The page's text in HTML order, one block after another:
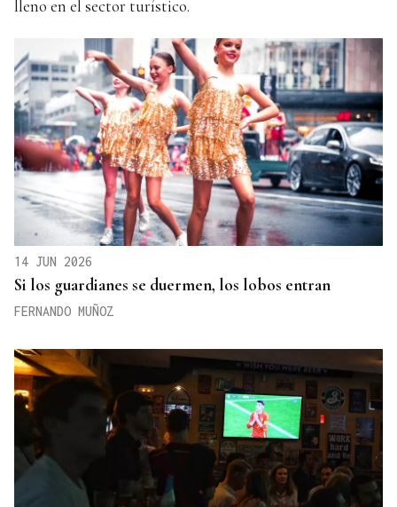
lleno en el sector turístico.
14 JUN 2026
Si los guardianes se duermen, los lobos entran
FERNANDO MUÑOZ